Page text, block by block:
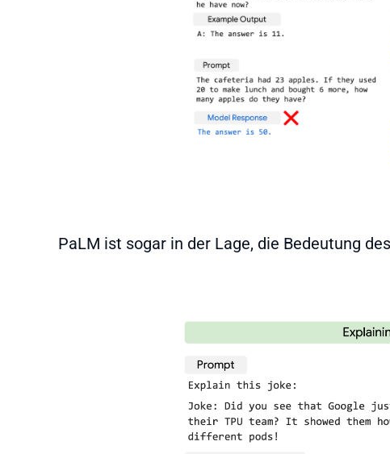
PaLM ist sogar in der Lage, die Bedeutung